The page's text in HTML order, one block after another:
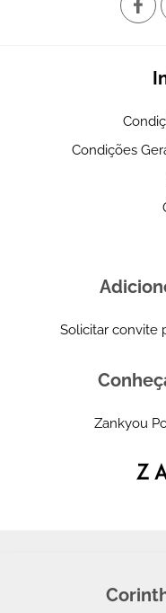
Condições
Solicitar convite
Zankyou
©